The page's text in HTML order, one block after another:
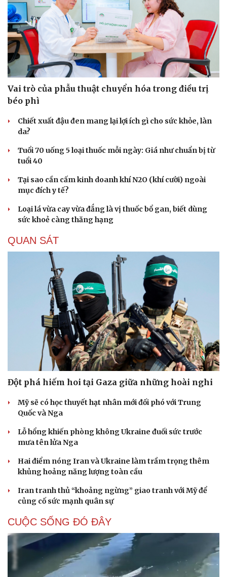
Vai trò của phẫu thuật chuyển hóa trong điều trị
béo phì
Chiết xuất đậu đen mang lại lợi ích gì cho sức khỏe, làn
da?
Tuổi 70 uống 5 loại thuốc mỗi ngày: Giá như chuẩn bị từ
tuổi 40
Tại sao cần cấm kinh doanh khí N2O (khí cười) ngoài
mục đích y tế?
Loại lá vừa cay vừa đắng là vị thuốc bổ gan, biết dùng
sức khoẻ càng thăng hạng
QUAN SÁT
Đột phá hiếm hoi tại Gaza giữa những hoài nghi
Mỹ sẽ có học thuyết hạt nhân mới đối phó với Trung
Quốc và Nga
Lỗ hổng khiến phòng không Ukraine đuối sức trước
mưa tên lửa Nga
Hai điểm nóng Iran và Ukraine làm trầm trọng thêm
khủng hoảng năng lượng toàn cầu
Iran tranh thủ “khoảng ngừng” giao tranh với Mỹ để
củng cố sức mạnh quân sự
CUỘC SỐNG ĐÓ ĐÂY